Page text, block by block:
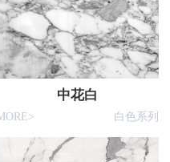
中花白
白色系列